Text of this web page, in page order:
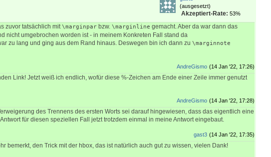
(ausgesetzt)
Akzeptiert-Rate: 53%
zuvor tatsächlich mit\marginpar bzw. \marginline gemacht. Aber da war dann das
nicht umgebrochen worden ist - in meinem Konkreten Fall stand da
zu lang und ging aus dem Rand hinaus. Deswegen bin ich dann zu \marginnote
(14 Jan '22, 17:26)
AndreGismo
Link! Jetzt weiß ich endlich, wofür diese %-Zeichen am Ende einer Zeile immer genutzt
(14 Jan '22, 17:28)
AndreGismo
des Trennens des ersten Worts sei darauf hingewiesen, dass das eigentlich eine
für diesen speziellen Fall jetzt trotzdem einmal in meine Antwort eingebaut.
(14 Jan '22, 17:35)
gast3
bemerkt, den Trick mit der hbox, das ist natürlich auch gut zu wissen, vielen Dank!